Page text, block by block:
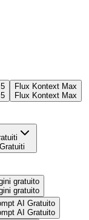
Flux Kontext Max
Flux Kontext Max
gratuito
gratuito
AI Gratuito
AI Gratuito